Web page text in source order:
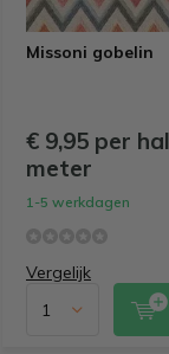
Missoni gobelin
€ 9,95 per
meter
1-5 werkdagen
Vergelijk